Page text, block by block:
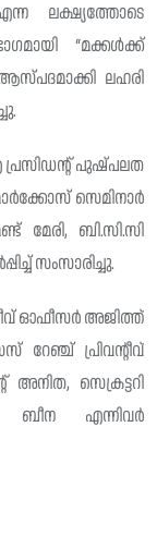
ലക്ഷ്യത്തോടെ
“മക്കൾക്ക്
ലഹരി
പുഷ്പലത
സെമിനാർ
മേരി, ബി.സി.സി
സംസാരിച്ചു.
ഓഫീസർ അജിത്ത്
പ്രിവന്റീവ്
സെക്രട്ടറി
ബീന എന്നിവർ